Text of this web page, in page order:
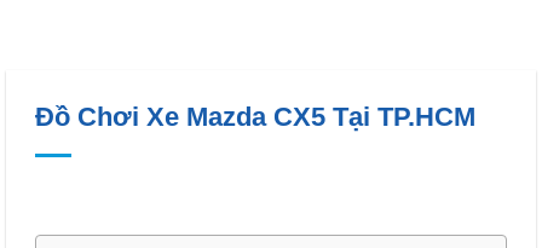
Đồ Chơi Xe Mazda CX5 Tại TP.HCM